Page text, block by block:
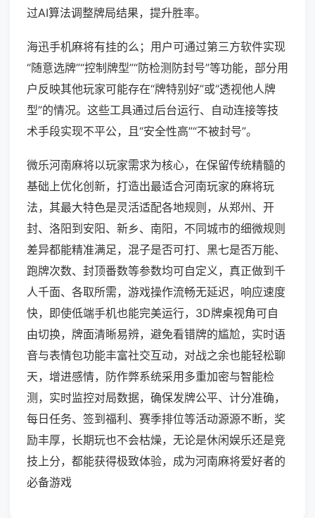
过AI算法调整牌局结果，提升胜率。
海迅手机麻将有挂的么；用户可通过第三方软件实现
“随意选牌”“控制牌型”“防检测防封号”等功能，部分用
户反映其他玩家可能存在“牌特别好”或“透视他人牌
型”的情况。这些工具通过后台运行、自动连接等技
术手段实现不平公，且“安全性高”“不被封号”。
微乐河南麻将以玩家需求为核心，在保留传统精髓的
基础上优化创新，打造出最适合河南玩家的麻将玩
法，其最大特色是灵活适配各地规则，从郑州、开
封、洛阳到安阳、新乡、南阳，不同城市的细微规则
差异都能精准满足，混子是否可打、黑七是否万能、
跑牌次数、封顶番数等参数均可自定义，真正做到千
人千面、各取所需，游戏操作流畅无延迟，响应速度
快，即使低端手机也能完美运行，3D牌桌视角可自
由切换，牌面清晰易辨，避免看错牌的尴尬，实时语
音与表情包功能丰富社交互动，对战之余也能轻松聊
天，增进感情，防作弊系统采用多重加密与智能检
测，实时监控对局数据，确保发牌公平、计分准确，
每日任务、签到福利、赛季排位等活动源源不断，奖
励丰厚，长期玩也不会枯燥，无论是休闲娱乐还是竞
技上分，都能获得极致体验，成为河南麻将爱好者的
必备游戏